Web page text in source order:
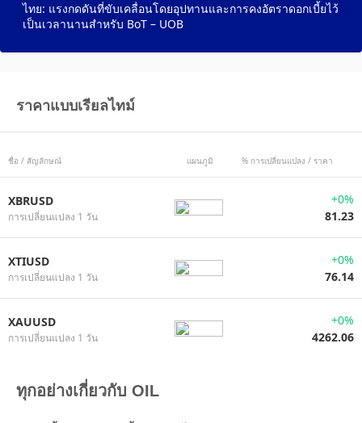
ไทย: แรงกดดันที่ขับเคลื่อนโดยอุปทานและการคงอัตราดอกเบี้ยไว้
เป็นเวลานานสำหรับ BoT – UOB
ราคาแบบเรียลไทม์
ชื่อ / สัญลักษณ์ แผนภูมิ % การเปลี่ยนแปลง / ราคา
XBRUSD
การเปลี่ยนแปลง 1 วัน
+0%
81.23
XTIUSD
การเปลี่ยนแปลง 1 วัน
+0%
76.14
XAUUSD
การเปลี่ยนแปลง 1 วัน
+0%
4262.06
ทุกอย่างเกี่ยวกับ OIL